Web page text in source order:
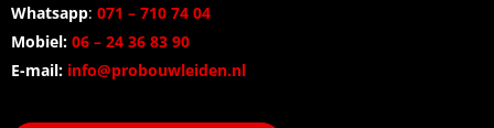
Whatsapp: 071 – 710 74 04
Mobiel: 06 – 24 36 83 90
E-mail: info@probouwleiden.nl